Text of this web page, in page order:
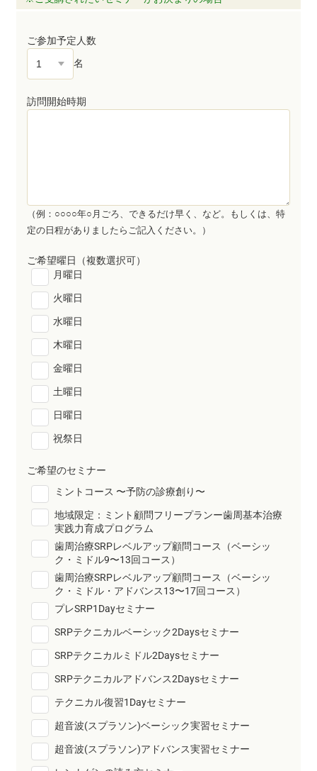
ご参加予定人数
名
訪問開始時期
（例：○○○○年○月ごろ、できるだけ早く、など。もしくは、特
定の日程がありましたらご記入ください。）
ご希望曜日
（複数選択可）
月曜日
火曜日
水曜日
木曜日
金曜日
土曜日
日曜日
祝祭日
ご希望のセミナー
ミントコース 〜予防の診療創り〜
地域限定：ミント顧問フリープランー歯周基本治療
実践力育成プログラム
⻭周治療SRPレベルアップ顧問コース（ベーシッ
ク・ミドル9〜13回コース）
⻭周治療SRPレベルアップ顧問コース（ベーシッ
ク・ミドル・アドバンス13〜17回コース）
プレSRP1Dayセミナー
SRPテクニカルベーシック2Daysセミナー
SRPテクニカルミドル2Daysセミナー
SRPテクニカルアドバンス2Daysセミナー
テクニカル復習1Dayセミナー
超音波(スプラソン)ベーシック実習セミナー
超音波(スプラソン)アドバンス実習セミナー